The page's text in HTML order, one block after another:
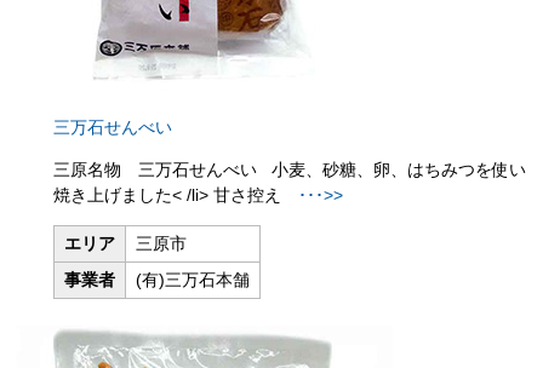
三万石せんべい
三原名物 三万石せんべい 小麦、砂糖、卵、はちみつを使い
焼き上げました< /li> 甘さ控え
･･･>>
エリア
三原市
事業者
(有)三万石本舗